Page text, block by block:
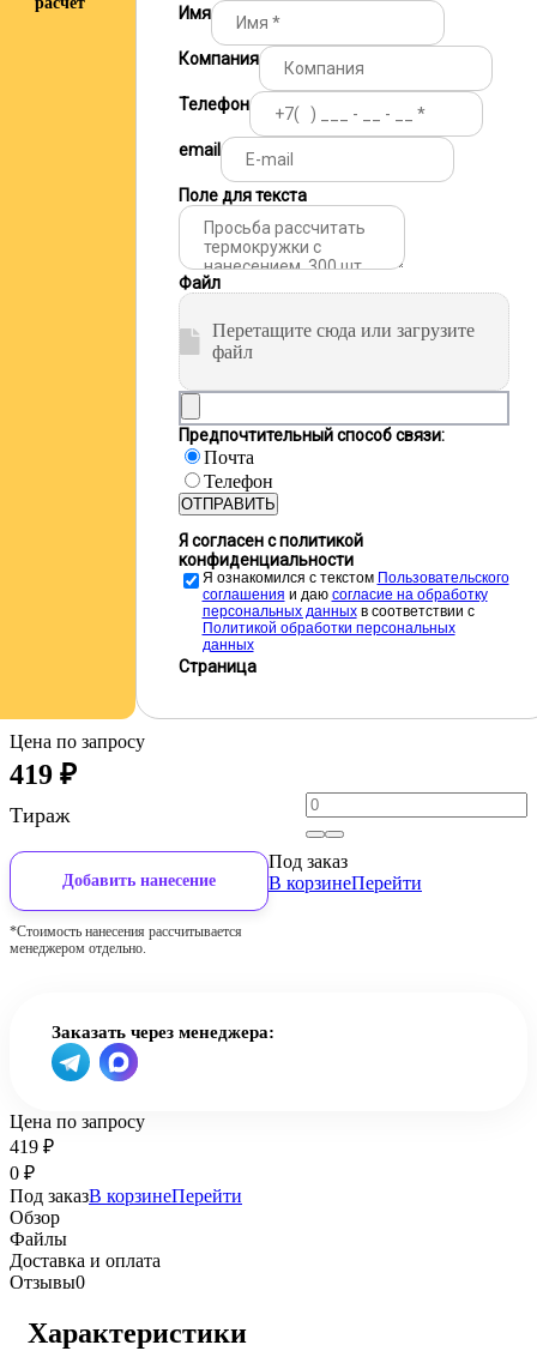
Имя
Компания
Телефон
email
Поле для текста
Файл
Перетащите сюда или загрузите
файл
Предпочтительный способ связи:
Почта
Телефон
ОТПРАВИТЬ
Я согласен с политикой
конфиденциальности
Я ознакомился с текстом Пользовательского
соглашения и даю cогласие на обработку
персональных данныхв соответствии с
Политикой обработки персональных
данных
Страница
Цена по запросу
419 ₽
Тираж
Добавить нанесение
*Стоимость нанесения рассчитывается
менеджером отдельно.
Под заказ
В корзинеПерейти
Заказать через менеджера:
Цена по запросу
419 ₽
0 ₽
Под заказВ корзинеПерейти
Обзор
Файлы
Доставка и оплата
Отзывы0
Характеристики